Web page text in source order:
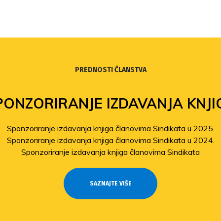
PREDNOSTI ČLANSTVA
IZDAVANJA
Sponzoriranje izdavanja knjiga članovima Sindikata u 2025.
Sponzoriranje izdavanja knjiga članovima Sindikata u 2024.
Sponzoriranje izdavanja knjiga članovima Sindikata
SAZNAJTE VIŠE